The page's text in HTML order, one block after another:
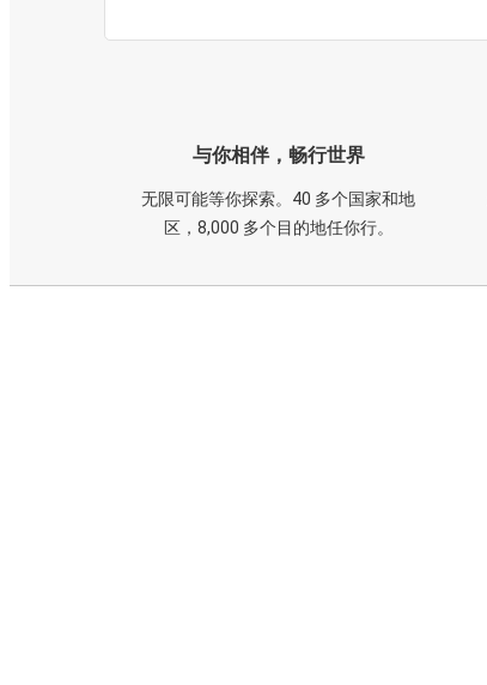
与你相伴，畅行世界
无限可能等你探索。40 多个国家和地
区，8,000 多个目的地任你行。